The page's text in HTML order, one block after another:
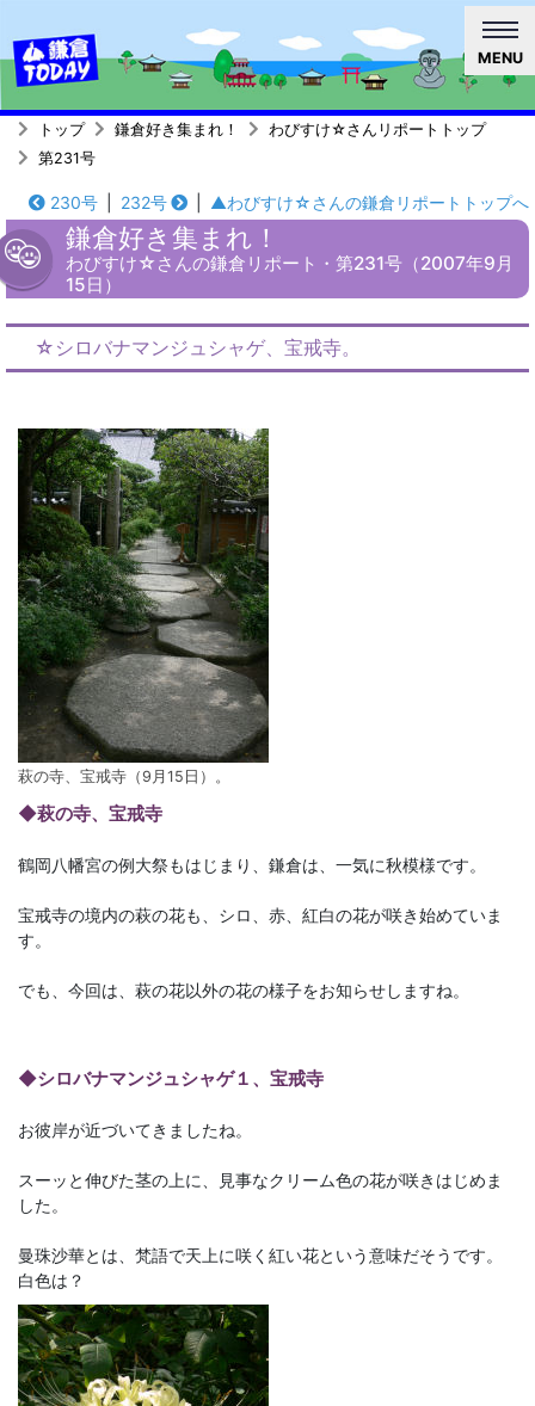
MENU
トップ 鎌倉好き集まれ！
わびすけ☆さんリポートトップ
第231号
230号 232号 ▲わびすけ☆さんの鎌倉リポートトップへ
鎌倉好き集まれ！
わびすけ☆さんの鎌倉リポート・第231号（2007年9月
15日）
☆シロバナマンジュシャゲ、宝戒寺。
萩の寺、宝戒寺（9月15日）。
◆萩の寺、宝戒寺
鶴岡八幡宮の例大祭もはじまり、鎌倉は、一気に秋模様です。
宝戒寺の境内の萩の花も、シロ、赤、紅白の花が咲き始めていま
す。
でも、今回は、萩の花以外の花の様子をお知らせしますね。
◆シロバナマンジュシャゲ１、宝戒寺
お彼岸が近づいてきましたね。
スーッと伸びた茎の上に、見事なクリーム色の花が咲きはじめま
した。
曼珠沙華とは、梵語で天上に咲く紅い花という意味だそうです。
白色は？